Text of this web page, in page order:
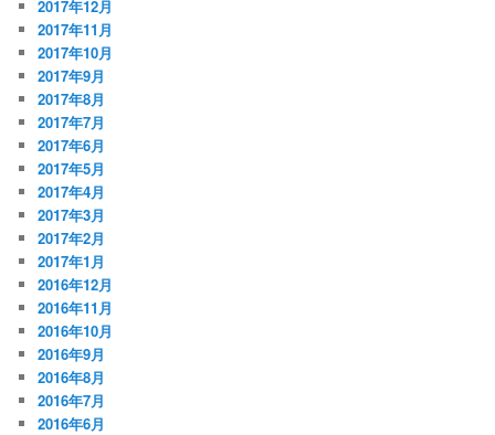
2017年12月
2017年11月
2017年10月
2017年9月
2017年8月
2017年7月
2017年6月
2017年5月
2017年4月
2017年3月
2017年2月
2017年1月
2016年12月
2016年11月
2016年10月
2016年9月
2016年8月
2016年7月
2016年6月